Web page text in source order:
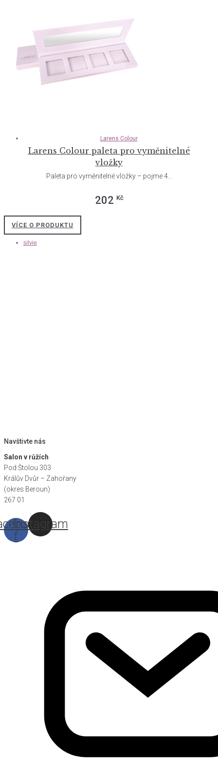
Larens Colour
Larens Colour paleta pro vyměnitelné
vložky
Paleta pro vyměnitelné vložky – pojme 4...
202 Kč
VÍCE O PRODUKTU
silvie
Navštivte nás
Salon v růžích
Pod Štolou 303
Králův Dvůr – Zahořany
(okres Beroun)
267 01
f
Instagram